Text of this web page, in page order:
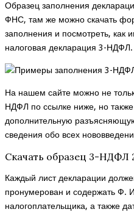
Образец заполнения
ФНС, там же можно скачать
заполнения и посмотреть, как
налоговая декларация 3-НДФЛ.
На нашем сайте можно не
НДФЛ по ссылке ниже, но
дополнительную
сведения обо всех
Скачать образец 3-НДФЛ
Каждый лист декларации
пронумерован и содержать Ф.
налогоплательщика, а также